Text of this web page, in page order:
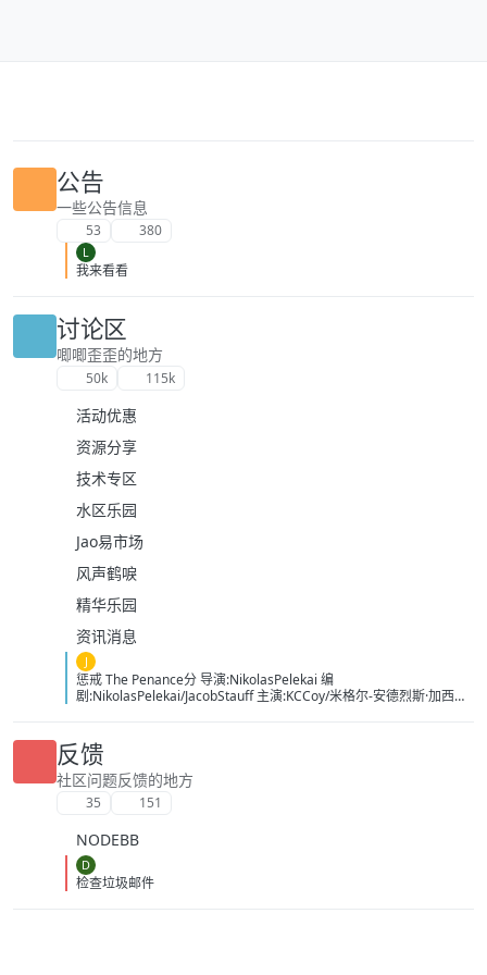
公告
一些公告信息
53 380
L
我来看看
讨论区
唧唧歪歪的地方
50k 115k
活动优惠
资源分享
技术专区
水区乐园
Jao易市场
风声鹤唳
精华乐园
资讯消息
J
惩戒 The Penance分 导演:NikolasPelekai 编
剧:NikolasPelekai/JacobStauff 主演:KCCoy/米格尔-安德烈斯·加西亚/
尔蒂
斯/FlacoReyes/StephanoRodriguez/StevenRodriguez/JohnathonTill
man/EmmaAnneWedemeyer/KyleZingler 类型:动作 制片国家/地区:
美国 语言:英语 上映日期:2025-09-22(FantasticFest)/2026-06-23(美
国) 片长:117分钟 豆瓣ID：38581974 IMDb：tt37916864 影视简介
恶势力掳走后，二人立刻策划执行了一场武装营救行动。任务意外彻
底失控，妹妹惨遭杀害，兄弟二人也伤痕累累。带着彻骨的恨意与创
伤，二人踏上了以血还血的复仇之路，誓要将所有凶手全部铲除。随
着警方的追查步步紧逼，留给他们的时间越来越少，在复仇的终点，
反馈
社区问题反馈的地方
35 151
NODEBB
D
检查垃圾邮件